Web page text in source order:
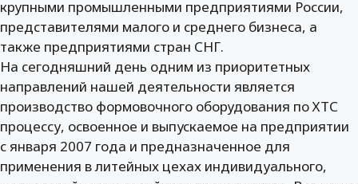
крупными промышленными предприятиями России,
представителями малого и среднего бизнеса, а
также предприятиями стран СНГ.
На сегодняшний день одним из приоритетных
направлений нашей деятельности является
производство формовочного оборудования по ХТС
процессу, освоенное и выпускаемое на предприятии
с января 2007 года и предназначенное для
применения в литейных цехах индивидуального,